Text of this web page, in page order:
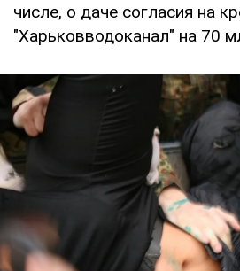
числе, о даче согласия на
"Харьковводоканал" на 70